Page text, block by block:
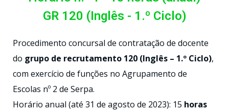
GR 120 (Inglês - 1.º Ciclo)
Procedimento concursal de contratação de docente
do grupo de recrutamento 120 (Inglês – 1.º Ciclo),
com exercício de funções no Agrupamento de
Escolas nº 2 de Serpa.
Horário anual (até 31 de agosto de 2023): 15 horas